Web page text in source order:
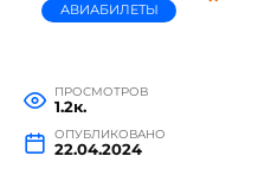
АВИАБИЛЕТЫ
ПРОСМОТРОВ
1.2к.
ОПУБЛИКОВАНО
22.04.2024